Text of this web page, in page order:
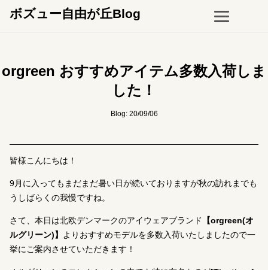
ボズュー自由が丘Blog
orgreen おすすめアイテム多数入荷しま
した！
Blog: 20/09/06
皆様こんにちは！
9月に入ってもまだまだ暑い日が続いておりますが秋の訪れまでも
うしばらくの我慢ですね。
さて、本日は北欧デンマークのアイウェアブランド
【orgreen(オ
ルグリーン)】
よりおすすめモデルを多数入荷いたしましたので一
挙にご案内させていただきます！